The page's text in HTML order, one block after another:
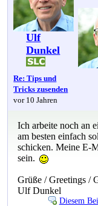
Ulf
Dunkel
Re: Tips und
Tricks zusenden
vor 10 Jahren
Ich arbeite noch an
am besten einfach
schicken. Meine E-
sein.
Grüße / Greetings /
Ulf Dunkel
Diesem